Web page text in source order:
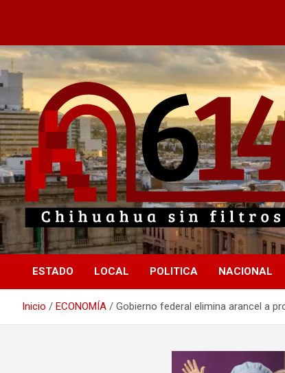
Saltar
contenido
614
Chihuahua sin filtros
ESTADO LOCAL POLITICA NACIONAL
Inicio ECONOMÍA Gobierno federal elimina arancel a